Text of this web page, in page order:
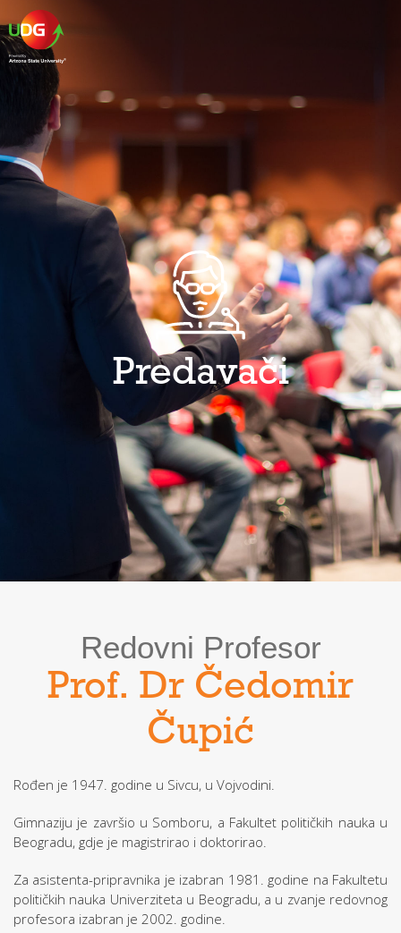
Predavači
Redovni Profesor
Prof. Dr Čedomir
Čupić
Rođen je 1947. godine u Sivcu, u Vojvodini.
Gimnaziju je završio u Somboru, a Fakultet političkih nauka u
Beogradu, gdje je magistrirao i doktorirao.
Za asistenta-pripravnika je izabran 1981. godine na Fakultetu
političkih nauka Univerziteta u Beogradu, a u zvanje redovnog
profesora izabran je 2002. godine.